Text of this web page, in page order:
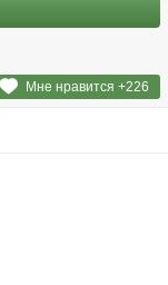
Мне нравится +226